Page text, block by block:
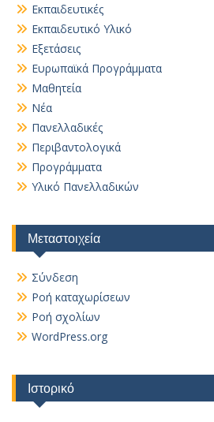
Εκπαιδευτικές
Εκπαιδευτικό Υλικό
Εξετάσεις
Ευρωπαϊκά Προγράμματα
Μαθητεία
Νέα
Πανελλαδικές
Περιβαντολογικά
Προγράμματα
Υλικό Πανελλαδικών
Μεταστοιχεία
Σύνδεση
Ροή καταχωρίσεων
Ροή σχολίων
WordPress.org
Ιστορικό